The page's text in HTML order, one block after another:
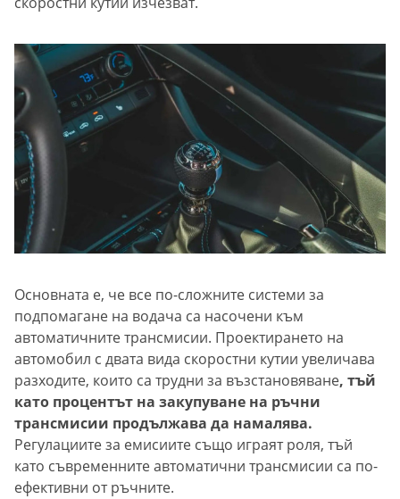
Основната е, че все по-сложните системи за
подпомагане на водача са насочени към
автоматичните трансмисии. Проектирането на
автомобил с двата вида скоростни кутии увеличава
разходите, които са трудни за възстановяване, тъй
като процентът на закупуване на ръчни
трансмисии продължава да намалява.
Регулациите за емисиите също играят роля, тъй
като съвременните автоматични трансмисии са по-
ефективни от ръчните.